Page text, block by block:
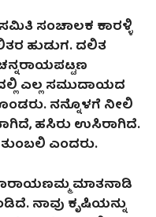
ಸಂಚಾಲಕ ಕಾರಳ್ಳಿ
ಹುಡುಗ. ದಲಿತ
ಎಲ್ಲ ಸಮುದಾಯದ
ನನ್ನೊಳಗೆ ನೀಲಿ
,ಹಸಿರು ಉಸಿರಾಗಿದೆ.
ಎಂದರು.
ಮಾತನಾಡಿ
ನಾವು ಕೃಷಿಯನ್ನು